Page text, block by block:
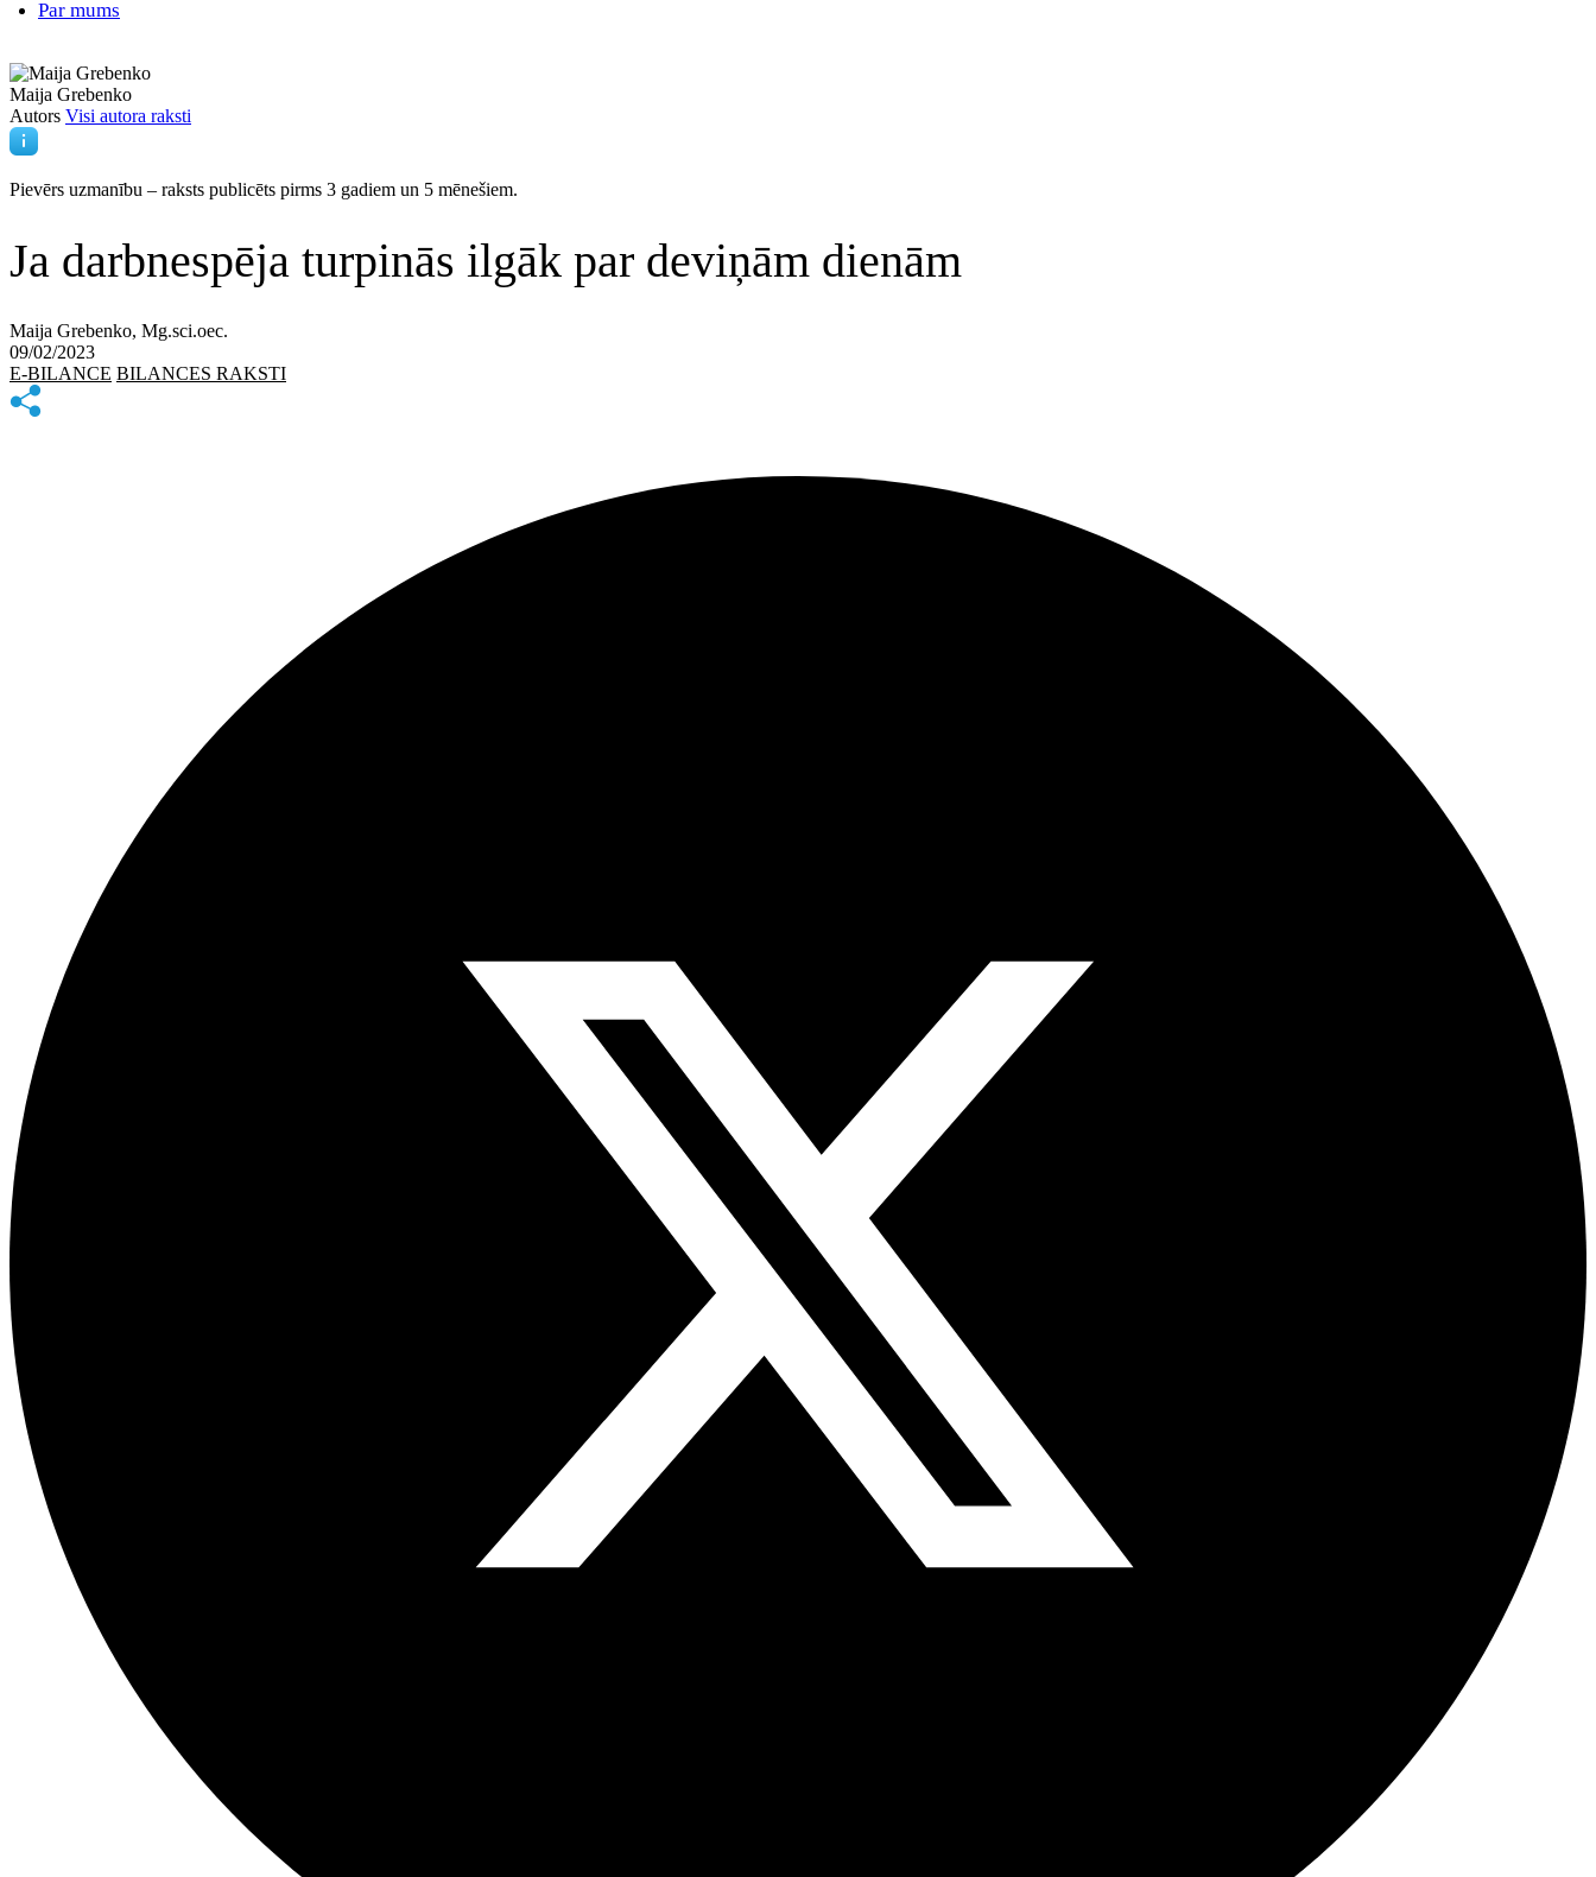
Par mums
Maija Grebenko
Autors Visi autora raksti
Pievērs uzmanību – raksts publicēts pirms 3 gadiem un 5 mēnešiem.
Ja darbnespēja turpinās ilgāk par deviņām dienām
Maija Grebenko, Mg.sci.oec.
09/02/2023
E-BILANCE BILANCES RAKSTI